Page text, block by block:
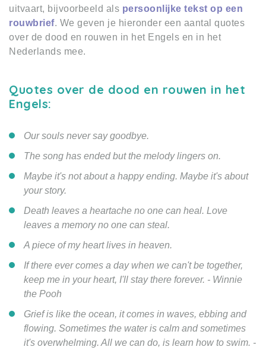
uitvaart, bijvoorbeeld als persoonlijke tekst op een
rouwbrief. We geven je hieronder een aantal quotes
over de dood en rouwen in het Engels en in het
Nederlands mee.
Quotes over de dood en rouwen in het
Engels:
Our souls never say goodbye.
The song has ended but the melody lingers on.
Maybe it's not about a happy ending. Maybe it's about
your story.
Death leaves a heartache no one can heal. Love
leaves a memory no one can steal.
A piece of my heart lives in heaven.
If there ever comes a day when we can't be together,
keep me in your heart, I'll stay there forever. - Winnie
the Pooh
Grief is like the ocean, it comes in waves, ebbing and
flowing. Sometimes the water is calm and sometimes
it's overwhelming. All we can do, is learn how to swim. -